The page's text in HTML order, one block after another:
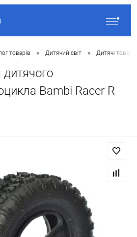
товарів • Дитячий світ • Дитячі
Bambi Racer R-